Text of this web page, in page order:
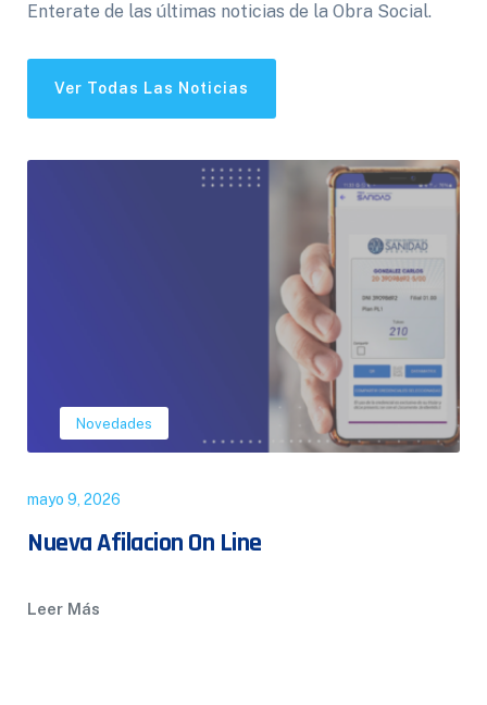
Enterate de las últimas noticias de la Obra Social.
Ver Todas Las Noticias
Novedades
mayo 9, 2026
Nueva Afilacion On Line
Leer Más